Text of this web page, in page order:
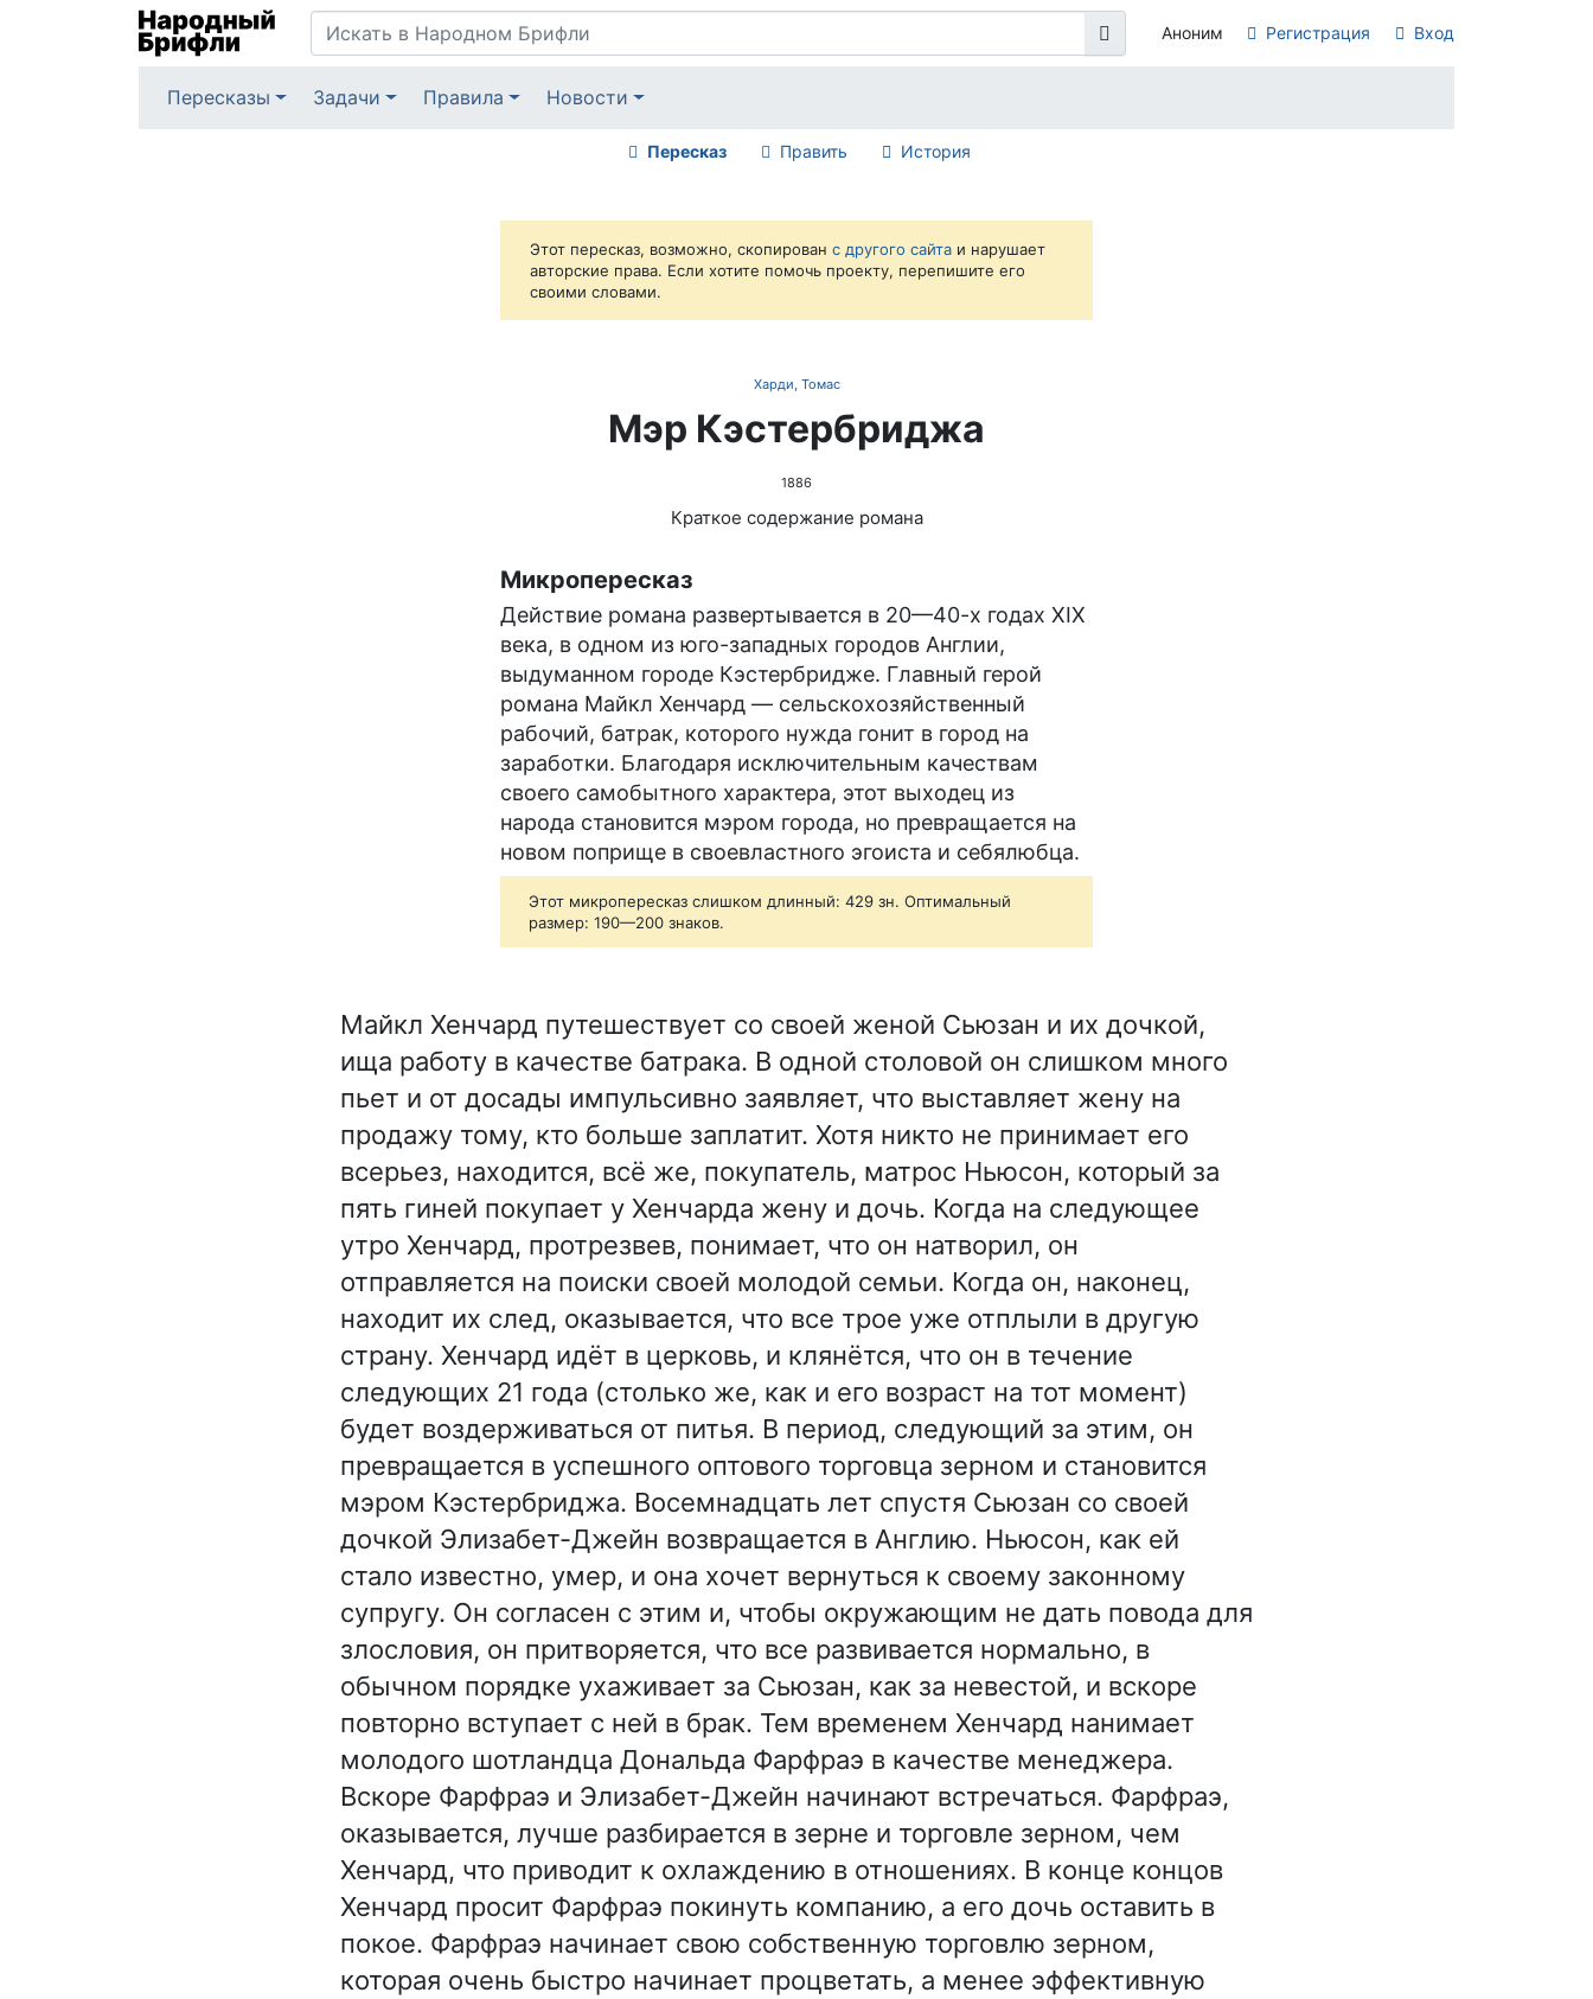
Аноним Регистрация Вход
Пересказы Задачи Правила Новости
Пересказ Править История
Этот пересказ, возможно, скопирован с другого сайта и нарушает
авторские права. Если хотите помочь проекту, перепишите его
своими словами.
Харди, Томас
Мэр Кэстербриджа
1886
Краткое содержание романа
Микропересказ
Действие романа развертывается в 20—40-х годах XIX
века, в одном из юго-западных городов Англии,
выдуманном городе Кэстербридже. Главный герой
романа Майкл Хенчард — сельскохозяйственный
рабочий, батрак, которого нужда гонит в город на
заработки. Благодаря исключительным качествам
своего самобытного характера, этот выходец из
народа становится мэром города, но превращается на
новом поприще в своевластного эгоиста и себялюбца.
Этот микропересказ слишком длинный: 429 зн. Оптимальный
размер: 190—200 знаков.
Майкл Хенчард путешествует со своей женой Сьюзан и их дочкой,
ища работу в качестве батрака. В одной столовой он слишком много
пьет и от досады импульсивно заявляет, что выставляет жену на
продажу тому, кто больше заплатит. Хотя никто не принимает его
всерьез, находится, всё же, покупатель, матрос Ньюсон, который за
пять гиней покупает у Хенчарда жену и дочь. Когда на следующее
утро Хенчард, протрезвев, понимает, что он натворил, он
отправляется на поиски своей молодой семьи. Когда он, наконец,
находит их след, оказывается, что все трое уже отплыли в другую
страну. Хенчард идёт в церковь, и клянётся, что он в течение
следующих 21 года (столько же, как и его возраст на тот момент)
будет воздерживаться от питья. В период, следующий за этим, он
превращается в успешного оптового торговца зерном и становится
мэром Кэстербриджа. Восемнадцать лет спустя Сьюзан со своей
дочкой Элизабет-Джейн возвращается в Англию. Ньюсон, как ей
стало известно, умер, и она хочет вернуться к своему законному
супругу. Он согласен с этим и, чтобы окружающим не дать повода для
злословия, он притворяется, что все развивается нормально, в
обычном порядке ухаживает за Сьюзан, как за невестой, и вскоре
повторно вступает с ней в брак. Тем временем Хенчард нанимает
молодого шотландца Дональда Фарфраэ в качестве менеджера.
Вскоре Фарфраэ и Элизабет-Джейн начинают встречаться. Фарфраэ,
оказывается, лучше разбирается в зерне и торговле зерном, чем
Хенчард, что приводит к охлаждению в отношениях. В конце концов
Хенчард просит Фарфраэ покинуть компанию, а его дочь оставить в
покое. Фарфраэ начинает свою собственную торговлю зерном,
которая очень быстро начинает процветать, а менее эффективную